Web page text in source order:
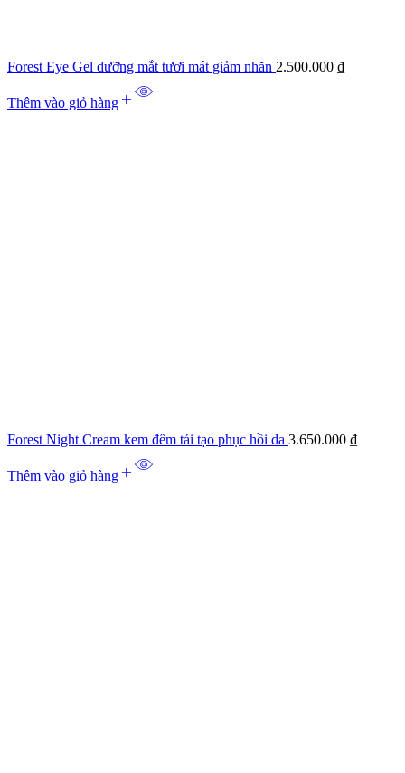
Forest Eye Gel dưỡng mắt tươi mát giảm nhăn 2.500.000 ₫
Thêm vào giỏ hàng
Forest Night Cream kem đêm tái tạo phục hồi da 3.650.000 ₫
Thêm vào giỏ hàng